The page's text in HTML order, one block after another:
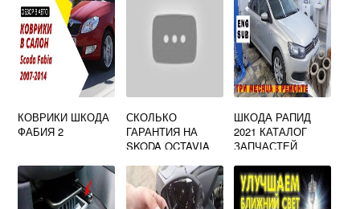
КОВРИКИ ШКОДА
ФАБИЯ 2
СКОЛЬКО
ГАРАНТИЯ НА
SKODA OCTAVIA
ШКОДА РАПИД
2021 КАТАЛОГ
ЗАПЧАСТЕЙ